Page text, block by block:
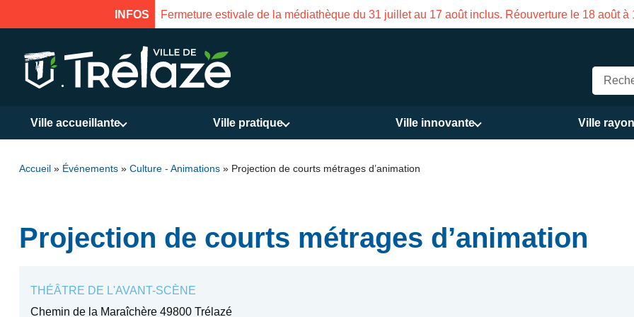
INFOS Fermeture estivale de la médiathèque du 31 juillet au 17 août inclus. Réouverture le 18 août à
Ville accueillante Ville pratique Ville innovante Ville
Accueil » Événements » Culture - Animations » Projection de courts métrages d’animation
Projection de courts métrages d’animation
THÉÂTRE DE L'AVANT-SCÈNE
Chemin de la Maraîchère 49800 Trélazé